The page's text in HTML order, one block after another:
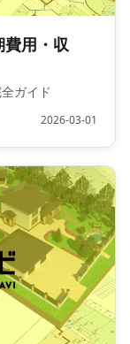
費用・収
ガイド
2026-03-01